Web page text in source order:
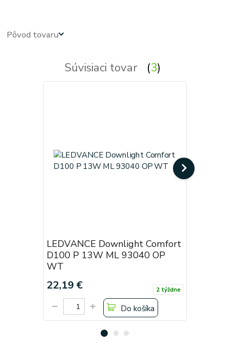
Pôvod tovaru
Súvisiaci tovar 3
LEDVANCE Downlight Comfort
D100 P 13W ML 93040 OP
WT
22,19 € 2 týždne
Do košíka